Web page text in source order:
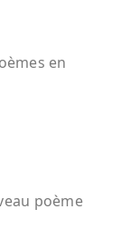
en
poème